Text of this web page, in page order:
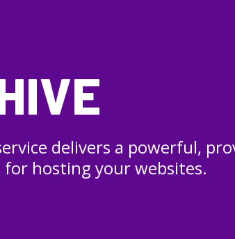
delivers a powerful,
for hosting your websites.